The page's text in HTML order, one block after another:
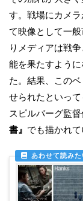
す。戦場にカメ
て映像として一
りメディアは戦
能を果たすように
た。結果、この
せられたといって
スピルバーグ監督
書』 でも描かれて